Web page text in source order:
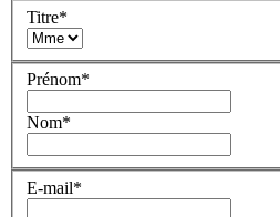
Titre*
Prénom*
Nom*
E-mail*